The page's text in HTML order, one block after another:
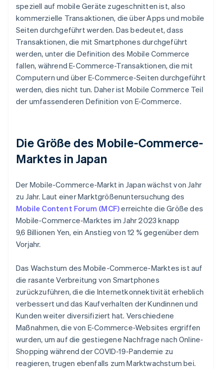
speziell auf mobile Geräte zugeschnitten ist, also
kommerzielle Transaktionen, die über Apps und mobile
Seiten durchgeführt werden. Das bedeutet, dass
Transaktionen, die mit Smartphones durchgeführt
werden, unter die Definition des Mobile Commerce
fallen, während E-Commerce-Transaktionen, die mit
Computern und über E-Commerce-Seiten durchgeführt
werden, dies nicht tun. Daher ist Mobile Commerce Teil
der umfassenderen Definition von E-Commerce.
Die Größe des Mobile-Commerce-
Marktes in Japan
Der Mobile-Commerce-Markt in Japan wächst von Jahr
zu Jahr. Laut einer Marktgrößenuntersuchung des
Mobile Content Forum (MCF)erreichte die Größe des
Mobile-Commerce-Marktes im Jahr 2023 knapp
9,6 Billionen Yen, ein Anstieg von 12 % gegenüber dem
Vorjahr.
Das Wachstum des Mobile-Commerce-Marktes ist auf
die rasante Verbreitung von Smartphones
zurückzuführen, die die Internetkonnektivität erheblich
verbessert und das Kaufverhalten der Kundinnen und
Kunden weiter diversifiziert hat. Verschiedene
Maßnahmen, die von E-Commerce-Websites ergriffen
wurden, um auf die gestiegene Nachfrage nach Online-
Shopping während der COVID-19-Pandemie zu
reagieren, trugen ebenfalls zum Marktwachstum bei.